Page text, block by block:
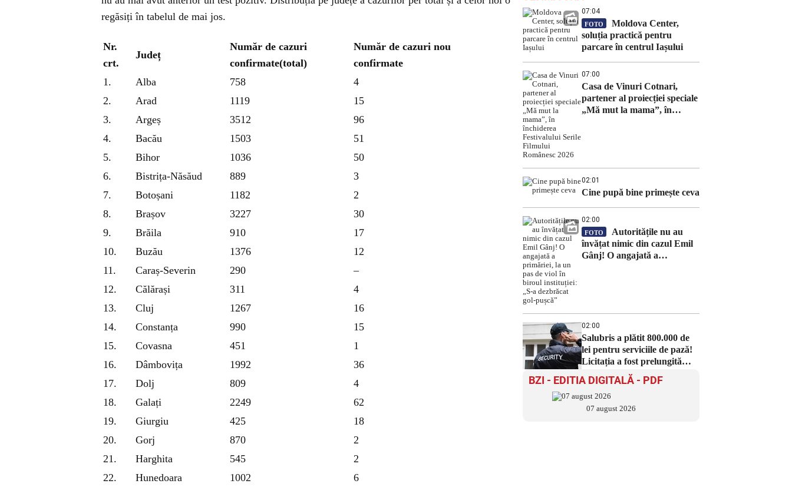
regăsiți în tabelul de mai jos.
Nr.
crt.
Județ
Număr de cazuri
confirmate(total)
Număr de cazuri nou
confirmate
1.
Alba 758
4
2.
Arad 1119
15
3.
Argeș 3512
96
4.
Bacău 1503
51
5.
Bihor 1036
50
6.
Bistrița-Năsăud 889
3
7.
Botoșani 1182
2
8.
Brașov 3227
30
9.
Brăila 910
17
10.
Buzău 1376
12
11.
Caraș-Severin 290
–
12.
Călărași 311
4
13.
Cluj 1267
16
14.
Constanța 990
15
15.
Covasna 451
1
16.
Dâmbovița 1992
36
17.
Dolj 809
4
18.
Galați 2249
62
19.
Giurgiu 425
18
20.
Gorj 870
2
21.
Harghita 545
2
22.
Hunedoara 1002
6
07:04
FOTO
Moldova Center,
soluția practică pentru
parcare în centrul Iașului
07:00
Casa de Vinuri Cotnari,
partener al proiecției speciale
„Mă mut la mama”, în
02:01
Cine pupă bine primește ceva
02:00
FOTO
Autoritățile nu au
învățat nimic din cazul Emil
Gânj! O angajată a
02:00
Salubris a plătit 800.000 de
lei pentru serviciile de pază!
Licitația a fost prelungită
timp de 8 luni din cauza
contestațiilor
BZI - EDITIA DIGITALĂ - PDF
07 august 2026